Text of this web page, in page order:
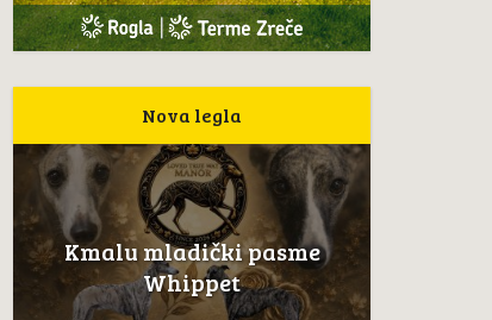
Nova legla
Kmalu mladički pasme
Whippet